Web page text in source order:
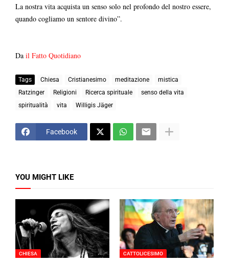
La nostra vita acquista un senso solo nel profondo del nostro essere,
quando cogliamo un sentore divino”.
Da il Fatto Quotidiano
Tags Chiesa Cristianesimo meditazione
mistica
Ratzinger
Religioni Ricerca spirituale
senso della vita
spiritualità
vita Willigis Jäger
Facebook
YOU MIGHT LIKE
CHIESA CATTOLICESIMO